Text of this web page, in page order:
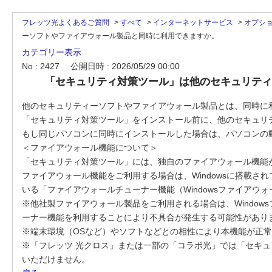
フレッツ光よくあるご質問 > すべて > インターネットサービス > オプシ
ーソフトやファイアウォール製品と同時に利用できますか。
カテゴリー表示
No : 2427
公開日時 : 2026/05/29 00:00
「セキュリティ対策ツール」は他のセキュリテ
他のセキュリティーソフトやファイアウォール製品とは、同時
「セキュリティ対策ツール」をインストール前に、他のセキュ
もし同じパソコンに同時にインストールした場合は、パソコン
＜ファイアウォール機能について＞
「セキュリティ対策ツール」には、独自のファイアウォール機
ファイアウォール機能をご利用する場合は、Windowsに搭載さ
いる「ファイアウォールチューナー機能（Windowsファイアウ
※他社製ファイアウォール製品をご利用される場合は、
ーナー機能を利用することにより不具合が発生する可能性があり
※端末環境（OSなど）やソフトなどとの相性により本機能が正
※「フレッツ 光クロス」または一部の「コラボ光」では「セキ
いただけません。